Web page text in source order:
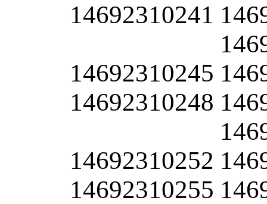
14692310241
14692310245
14692310248
14692310252
14692310255